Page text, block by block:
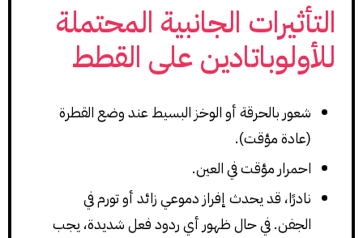
التأثيرات الجانبية المحتملة
للأولوباتادين على القطط
شعور بالحرقة أو الوخز البسيط عند وضع القطرة
(عادة مؤقت).
احمرار مؤقت في العين.
نادرًا، قد يحدث إفراز دموعي زائد أو تورم في
الجفن. في حال ظهور أي ردود فعل شديدة، يجب